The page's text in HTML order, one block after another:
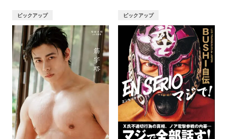
ピックアップ ピックアップ